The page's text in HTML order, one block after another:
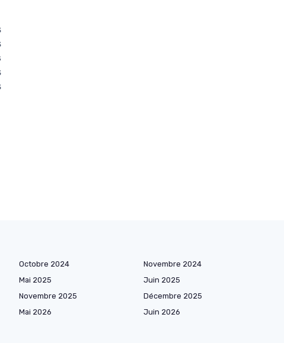
Octobre 2024
Novembre 2024
Mai 2025
Juin 2025
Novembre 2025
Décembre 2025
Mai 2026
Juin 2026